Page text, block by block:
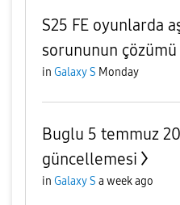
S25 FE oyunlarda
sorununun çözümü
in Galaxy S Monday
Buglu 5 temmuz
güncellemesi
in Galaxy S a week ago